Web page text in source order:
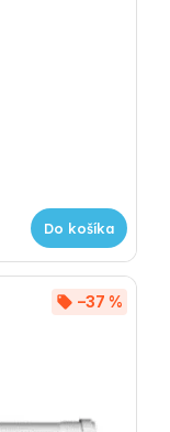
Do košíka
–37 %